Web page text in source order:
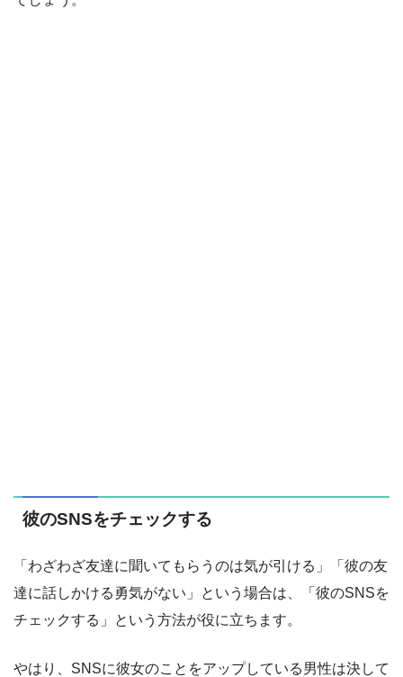
彼のSNSをチェックする
「わざわざ友達に聞いてもらうのは気が引ける」「彼の友
達に話しかける勇気がない」という場合は、「彼のSNSを
チェックする」という方法が役に立ちます。
やはり、SNSに彼女のことをアップしている男性は決して